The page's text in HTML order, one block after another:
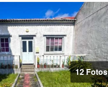
12 Fotos